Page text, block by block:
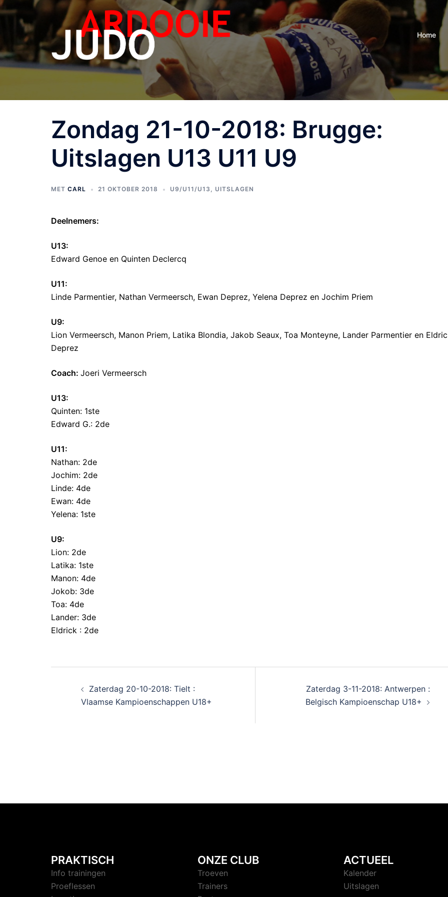
Home
Zondag 21-10-2018: Brugge:
Uitslagen U13 U11 U9
MET CARL 21 OKTOBER 2018 U9/U11/U13 , UITSLAGEN
Deelnemers:
U13:
Edward Genoe en Quinten Declercq
U11:
Linde Parmentier, Nathan Vermeersch, Ewan Deprez, Yelena Deprez en Jochim Priem
U9:
Lion Vermeersch, Manon Priem, Latika Blondia, Jakob Seaux, Toa Monteyne, Lander Parmentier en
Deprez
Coach: Joeri Vermeersch
U13:
Quinten: 1ste
Edward G.: 2de
U11:
Nathan: 2de
Jochim: 2de
Linde: 4de
Ewan: 4de
Yelena: 1ste
U9:
Lion: 2de
Latika: 1ste
Manon: 4de
Jokob: 3de
Toa: 4de
Lander: 3de
Eldrick : 2de
Zaterdag 20-10-2018: Tielt :
Vlaamse Kampioenschappen U18+
Zaterdag 3-11-2018: Antwerpen :
Belgisch Kampioenschap U18+
PRAKTISCH
Info trainingen
Proeflessen
ONZE CLUB
Troeven
Trainers
ACTUEEL
Kalender
Uitslagen